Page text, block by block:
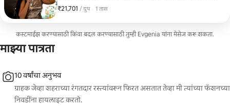
₹21,701 / ग्रुप
₹21,701, प्रति ग्रुप
, · 1 तास
कस्टमाईझ करण्यासाठी किंवा बदल करण्यासाठी तुम्ही Evgenia यांना मेसेज करू शकता.
माझ्या पात्रता
10 वर्षांचा अनुभव
ग्राहक जेव्हा शहराच्या रंगतदार रस्त्यांवरून फिरत असतात तेव्हा मी त्यांच्या फॅशनच्या
निवडींना हायलाइट करतो.